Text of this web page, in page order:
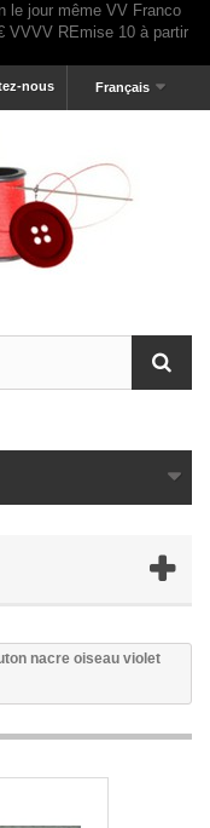
Français
nous
nacre oiseau violet